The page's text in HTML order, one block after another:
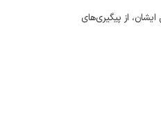
از پیگیری‌های